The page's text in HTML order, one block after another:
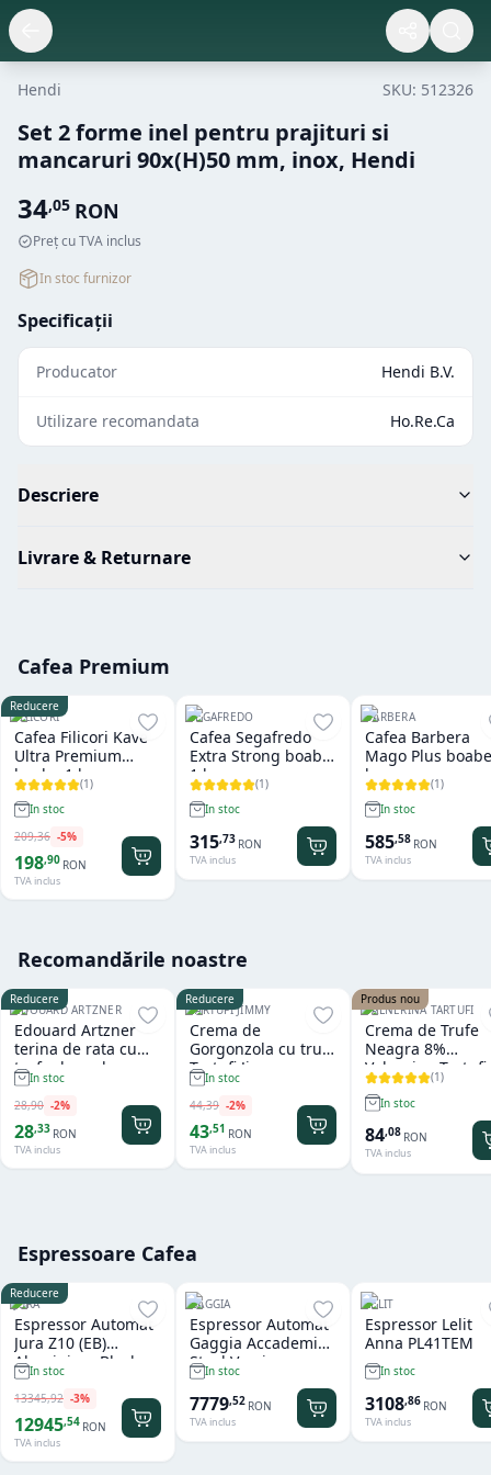
Hendi SKU: 512326
Set 2 forme inel pentru prajituri si
mancaruri 90x(H)50 mm, inox, Hendi
34,05 RON
Preț cu TVA inclus
In stoc furnizor
Specificații
Producator Hendi B.V.
Utilizare recomandata Ho.Re.Ca
Descriere
Livrare & Returnare
Cafea Premium
Reducere
FILICORI
Cafea Filicori Kave
Ultra Premium
boabe 1 kg
(1)
In stoc
209,36 -5%
198,90 RON
TVA inclus
SEGAFREDO
Cafea Segafredo
Extra Strong boabe
1 kg
(1)
In stoc
315,73 RON
TVA inclus
BARBERA
Cafea Barbera
Mago Plus
kg
(1)
In stoc
585,58 RON
TVA inclus
Recomandările noastre
Reducere
EDOUARD ARTZNER
Edouard Artzner
terina de rata cu
trufe de padure
100g
In stoc
28,90 -2%
28,33 RON
TVA inclus
Reducere
TARTUFI JIMMY
Crema de
Gorgonzola cu trufe
Tartufi Jimmy
In stoc
44,39 -2%
43,51 RON
TVA inclus
Produs nou
VALNERINA TARTUFI
Crema de Trufe
Neagra 8%
Valnerina Tartufi
500 gr
(1)
In stoc
84,08 RON
TVA inclus
Espressoare Cafea
Reducere
JURA
Espressor Automat
Jura Z10 (EB)
Aluminium Black
In stoc
13345,92 -3%
12945,54 RON
TVA inclus
GAGGIA
Espressor Automat
Gaggia Accademia
Steel Version
In stoc
7779,52 RON
TVA inclus
LELIT
Espressor Lelit
Anna PL41TEM
In stoc
3108,86 RON
TVA inclus